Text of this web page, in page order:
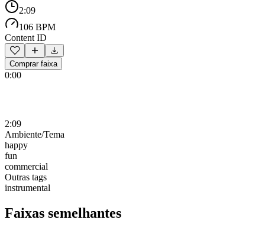
2:09
106 BPM
Content ID
Comprar faixa
0:00
2:09
Ambiente/Tema
happy
fun
commercial
Outras tags
instrumental
Faixas semelhantes